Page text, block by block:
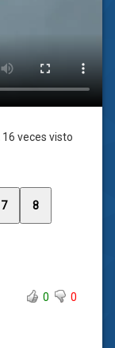
16 veces visto
7 8
0
0